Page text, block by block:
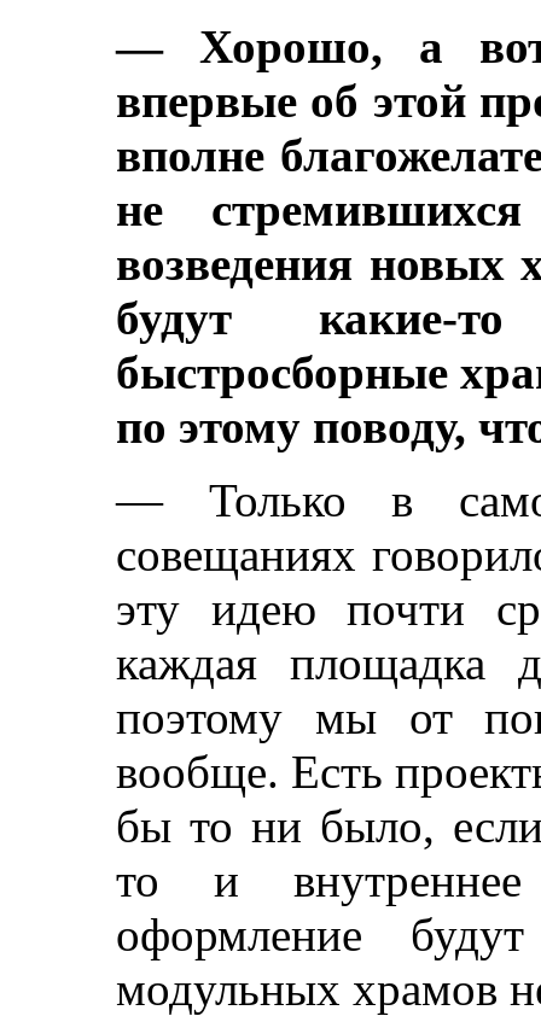
— Хорошо, а вот
впервые об этой
вполне
не
возведения новых
будут какие-
быстросборные
по этому поводу,
— Только в
совещаниях
эту идею почти
каждая площадка
поэтому мы от
вообще. Есть
бы то ни было, если
то и
оформление
модульных храмов